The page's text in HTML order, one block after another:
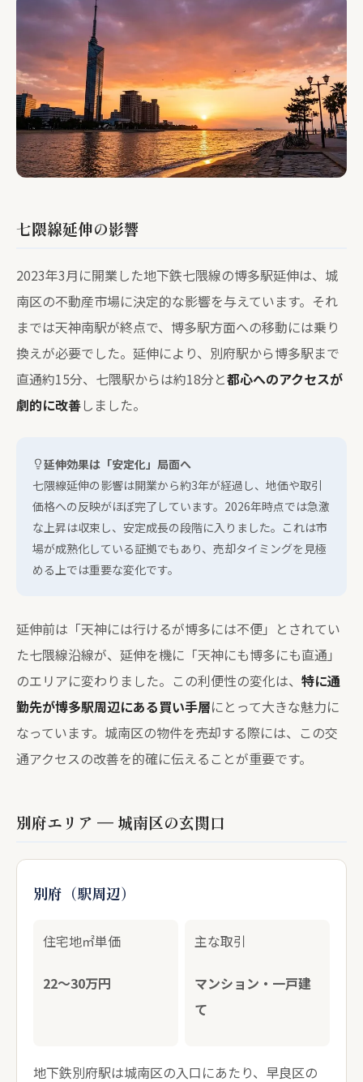
七隈線延伸の影響
2023年3月に開業した地下鉄七隈線の博多駅延伸は、城
南区の不動産市場に決定的な影響を与えています。それ
までは天神南駅が終点で、博多駅方面への移動には乗り
換えが必要でした。延伸により、別府駅から博多駅まで
直通約15分、七隈駅からは約18分と都心へのアクセスが
劇的に改善しました。
延伸効果は「安定化」局面へ
七隈線延伸の影響は開業から約3年が経過し、地価や取引
価格への反映がほぼ完了しています。2026年時点では急激
な上昇は収束し、安定成長の段階に入りました。これは市
場が成熟化している証拠でもあり、売却タイミングを見極
める上では重要な変化です。
延伸前は「天神には行けるが博多には不便」とされてい
た七隈線沿線が、延伸を機に「天神にも博多にも直通」
のエリアに変わりました。この利便性の変化は、 特に通
勤先が博多駅周辺にある買い手層にとって大きな魅力に
なっています。城南区の物件を売却する際には、この交
通アクセスの改善を的確に伝えることが重要です。
別府エリア — 城南区の玄関口
別府（駅周辺）
住宅地㎡単価
22〜30万円
主な取引
マンション・一戸建
て
地下鉄別府駅は城南区の入口にあたり、早良区の